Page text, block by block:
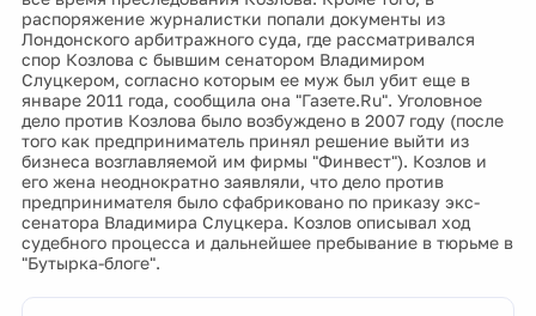
распоряжение журналистки попали документы из
Лондонского арбитражного суда, где рассматривался
спор Козлова с бывшим сенатором Владимиром
Слуцкером, согласно которым ее муж был убит еще в
январе 2011 года, сообщила она "Газете.Ru". Уголовное
дело против Козлова было возбуждено в 2007 году (после
того как предприниматель принял решение выйти из
бизнеса возглавляемой им фирмы "Финвест"). Козлов и
его жена неоднократно заявляли, что дело против
предпринимателя было сфабриковано по приказу экс-
сенатора Владимира Слуцкера. Козлов описывал ход
судебного процесса и дальнейшее пребывание в тюрьме в
"Бутырка-блоге".